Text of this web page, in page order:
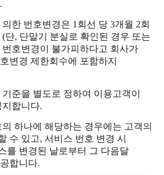
한 번호변경은 1회선 당 3개월 2회
단, 단말기 분실로 확인된 경우 또는
호변경이 불가피하다고 회사가
변경 제한회수에 포함하지
준을 별도로 정하여 이용고객이
합니다.
하나에 해당하는 경우에는 고객의
수 있고, 서비스 번호 변경 시
를 변경된 날로부터 그 다음달
합니다.